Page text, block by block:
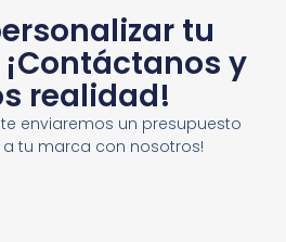
tu
y
realidad!
enviaremos un presupuesto
a tu marca con nosotros!